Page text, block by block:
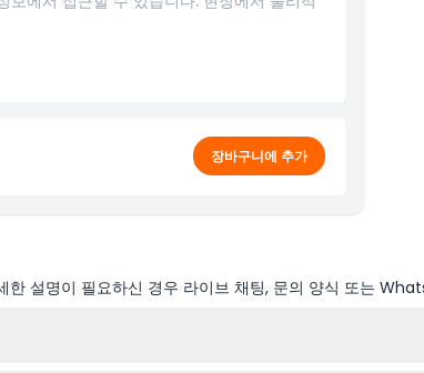
장바구니에 추가
설명이 필요하신 경우 라이브 채팅, 문의 양식 또는